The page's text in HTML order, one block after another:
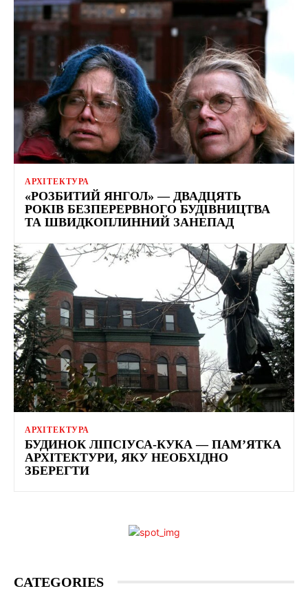
АРХІТЕКТУРА
«РОЗБИТИЙ ЯНГОЛ» — ДВАДЦЯТЬ
РОКІВ БЕЗПЕРЕРВНОГО БУДІВНИЦТВА
ТА ШВИДКОПЛИННИЙ ЗАНЕПАД
АРХІТЕКТУРА
БУДИНОК ЛІПСІУСА-КУКА — ПАМ’ЯТКА
АРХІТЕКТУРИ, ЯКУ НЕОБХІДНО
ЗБЕРЕГТИ
CATEGORIES